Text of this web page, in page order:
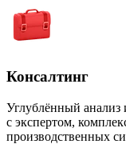
Консалтинг
Углублённый анализ
с экспертом,
производственных